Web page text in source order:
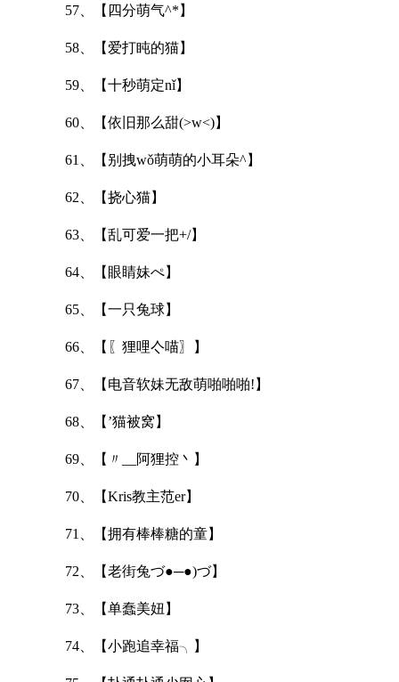
57、【四分萌气^*】
58、【爱打盹的猫】
59、【十秒萌定nǐ】
60、【依旧那么甜(>w<)】
61、【别拽wǒ萌萌的小耳朵^】
62、【挠心猫】
63、【乱可爱一把+/】
64、【眼睛妹ぺ】
65、【一只兔球】
66、【〖狸哩亽喵〗】
67、【电音软妹无敌萌啪啪啪!】
68、【’猫被窝】
69、【〃__阿狸控丶】
70、【Kris教主范er】
71、【拥有棒棒糖的童】
72、【老街兔づ●─●)づ】
73、【单蠢美妞】
74、【小跑追幸福╮】